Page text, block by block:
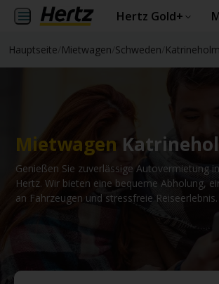
Hertz Gold+
Hauptseite Mietwagen Schweden Katrineholm
Mietwagen
Genießen Sie zuverlässige Autovermietung
Hertz. Wir bieten eine bequeme Abholung,
an Fahrzeugen und stressfreie Reiseerlebnis.